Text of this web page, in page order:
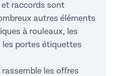
raccords sont
autres éléments
à rouleaux, les
les portes étiquettes
les offres